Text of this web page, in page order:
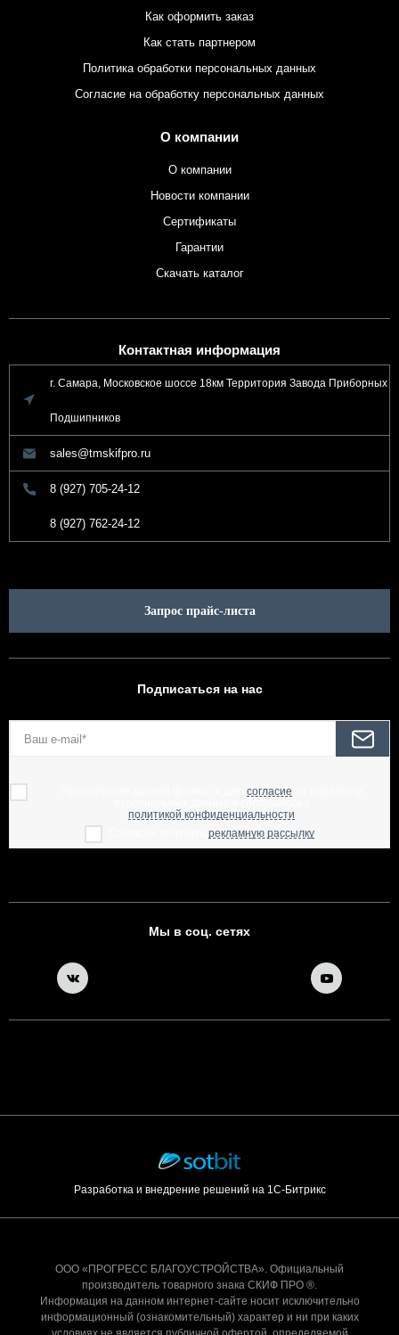
Как оформить заказ
Как стать партнером
Политика обработки персональных данных
Согласие на обработку персональных данных
О компании
О компании
Новости компании
Сертификаты
Гарантии
Скачать каталог
Контактная информация
г. Самара, Московское шоссе 18км Территория Завода Приборных
Подшипников
sales@tmskifpro.ru
8 (927) 705-24-12
8 (927) 762-24-12
Запрос прайс-листа
Подписаться на нас
согласие
политикой конфиденциальности
рекламную рассылку
Мы в соц. сетях
Разработка и внедрение решений на 1С-Битрикс
ООО «ПРОГРЕСС БЛАГОУСТРОЙСТВА». Официальный
производитель товарного знака СКИФ ПРО ®.
Информация на данном интернет-сайте носит исключительно
информационный (ознакомительный) характер и ни при каких